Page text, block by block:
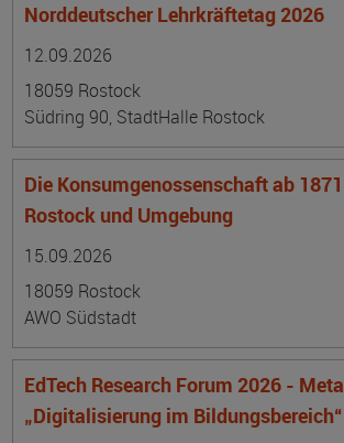
Norddeutscher Lehrkräftetag 2026
12.09.2026
18059 Rostock
Südring 90, StadtHalle Rostock
Die Konsumgenossenschaft ab
Rostock und Umgebung
15.09.2026
18059 Rostock
AWO Südstadt
EdTech Research Forum 2026 -
„Digitalisierung im Bildungsbereich“